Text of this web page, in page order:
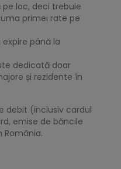
loc, deci trebuie
primei rate pe
până la
dedicată doar
și rezidente în
debit (inclusiv cardul
emise de băncile
România.